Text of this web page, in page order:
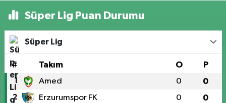
Süper Lig Puan Durumu
Süper Lig
# Takım O P
1 Amed 0 0
2 Erzurumspor FK 0 0